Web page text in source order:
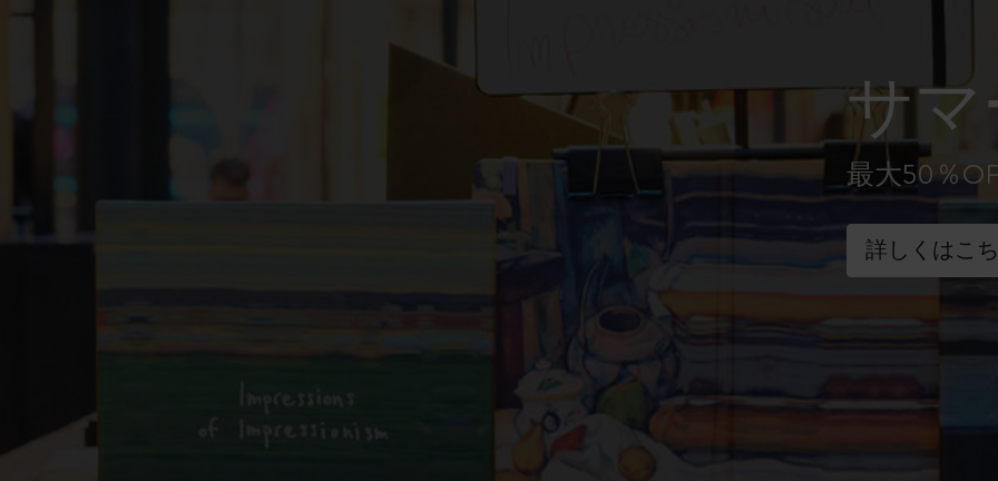
Mardi Mercredi × モレスキン
ハリー・ポッターの呪文コレクションサ
最大50％
詳しくはこ